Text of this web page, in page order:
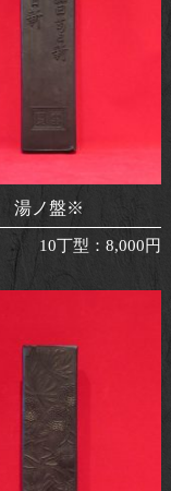
湯ノ盤※
10丁型 ：8,000円